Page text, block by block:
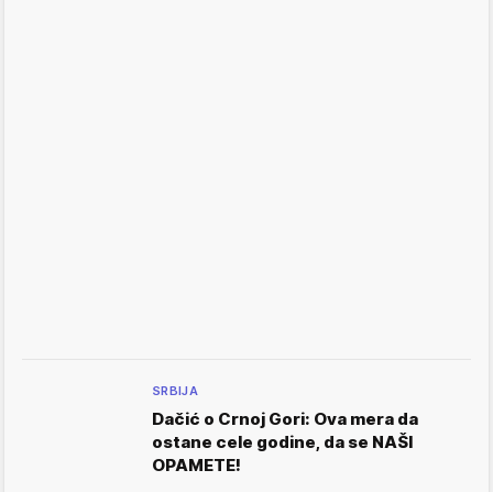
SRBIJA
Dačić o Crnoj Gori: Ova mera da
ostane cele godine, da se NAŠI
OPAMETE!